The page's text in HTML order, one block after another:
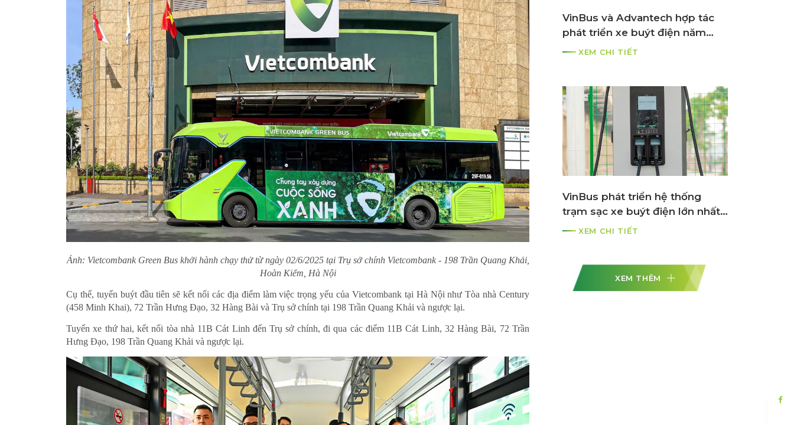
Ảnh: Vietcombank Green Bus khởi hành chạy thử từ ngày 02/6/2025 tại Trụ sở chính Vietcombank - 198 Trần Quang Khải,
Hoàn Kiếm, Hà Nội
Cụ thể, tuyến buýt đầu tiên sẽ kết nối các địa điểm làm việc trọng yếu của Vietcombank tại Hà Nội như Tòa nhà Century
(458 Minh Khai), 72 Trần Hưng Đạo, 32 Hàng Bài và Trụ sở chính tại 198 Trần Quang Khải và ngược lại.
Tuyến xe thứ hai, kết nối tòa nhà 11B Cát Linh đến Trụ sở chính, đi qua các điểm 11B Cát Linh, 32 Hàng Bài, 72 Trần
Hưng Đạo, 198 Trần Quang Khải và ngược lại.
VinBus và Advantech hợp tác
phát triển xe buýt điện năm
2021XEM CHI TIẾT
VinBus phát triển hệ thống
trạm sạc xe buýt điện lớn nhất
ASEAN
XEM CHI TIẾT
XEM THÊM